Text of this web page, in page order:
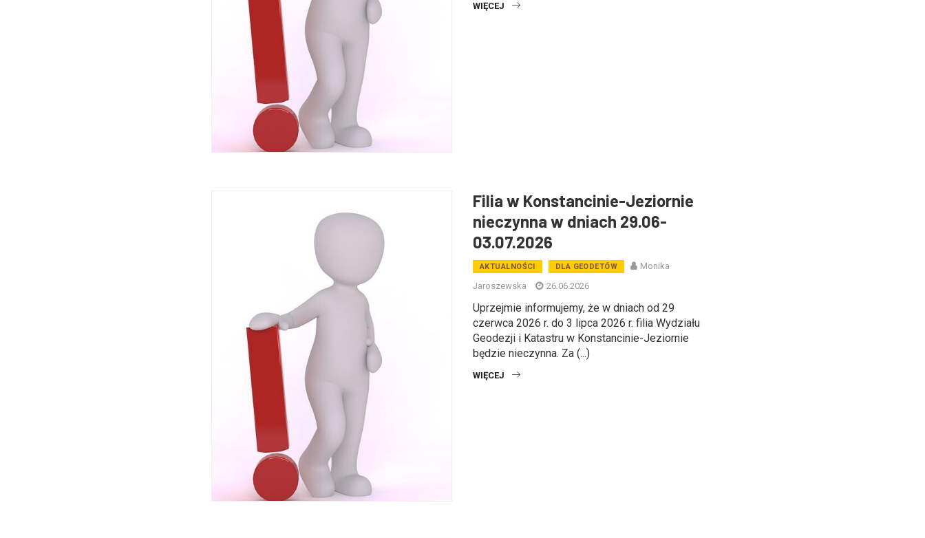
WIĘCEJ
Filia w Konstancinie-Jeziornie
nieczynna w dniach 29.06-
03.07.2026
AKTUALNOŚCI DLA GEODETÓW
Monika
Jaroszewska
26.06.2026
Uprzejmie informujemy, że w dniach od 29
czerwca 2026 r. do 3 lipca 2026 r. filia Wydziału
Geodezji i Katastru w Konstancinie-Jeziornie
będzie nieczynna. Za (...)
WIĘCEJ